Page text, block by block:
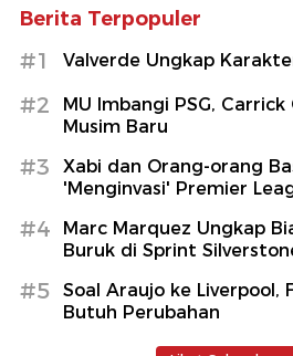
Berita Terpopuler
#1 Valverde Ungkap
#2
MU Imbangi PSG,
Musim Baru
#3
Xabi dan Orang-orang
'Menginvasi' Premier
#4
Marc Marquez Ungkap
Buruk di Sprint
#5
Soal Araujo ke Liverpool,
Butuh Perubahan